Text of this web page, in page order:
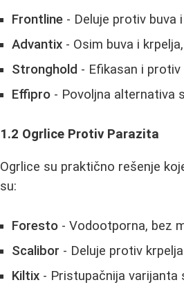
Frontline - Deluje protiv buva
Advantix - Osim buva i
Stronghold - Efikasan i
Effipro - Povoljna alternativa
1.2 Ogrlice Protiv Parazita
Ogrlice su praktično rešenje
su:
Foresto - Vodootporna, bez
Scalibor - Deluje protiv
Kiltix - Pristupačnija